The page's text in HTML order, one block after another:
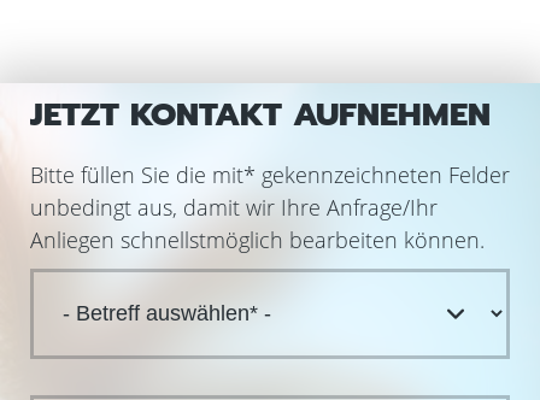
JETZT KONTAKT AUFNEHMEN
Bitte füllen Sie die mit* gekennzeichneten Felder
unbedingt aus, damit wir Ihre Anfrage/Ihr
Anliegen schnellstmöglich bearbeiten können.